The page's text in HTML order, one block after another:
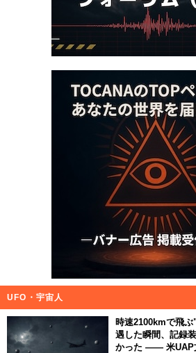
UFO・宇宙人
時速2100kmで飛
遇した瞬間、記録
かった —— 米UAP